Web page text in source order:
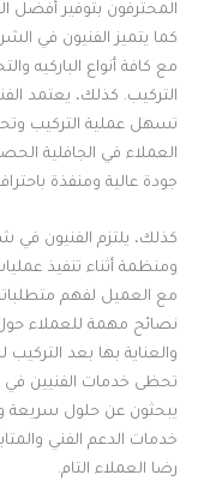
المحترفون بتوفير أفضل
كما يتميز الفنيون في
مع كافة أنواع الباركيه
التركيب. كذلك، يعتمد
تسهل عملية التركيب
العملاء في الجافلية
جودة عالية ومنفذة
كذلك، يلتزم الفنيون في
ومنظمة أثناء تنفيذ
مع العميل لفهم
نصائح مهمة للعملاء
والعناية بها بعد
تحظى خدمات الفنيين في
يبحثون عن حلول سريعة
خدمات الدعم الفني
رضا العملاء التام.